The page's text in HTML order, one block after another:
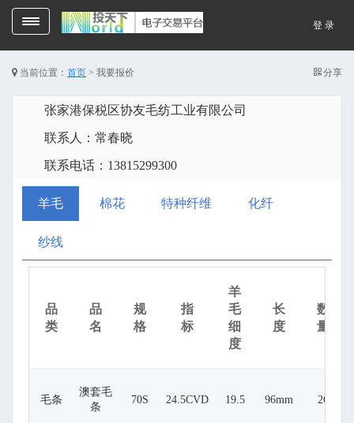
登 录
Toggle
navigation
当前位置： 首页 > 我要报价 分享
张家港保税区协友毛纺工业有限公司
联系人：常春晓
联系电话：13815299300
羊毛 棉花 特种纤维 化纤
纱线
品
类
品
名
规
格
指
标
羊
毛
细
度
长
度
数
量
毛条
澳套毛
条
70S 24.5CVD 19.5 96mm 26